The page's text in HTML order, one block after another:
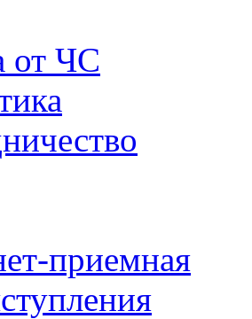
от ЧС
приемная